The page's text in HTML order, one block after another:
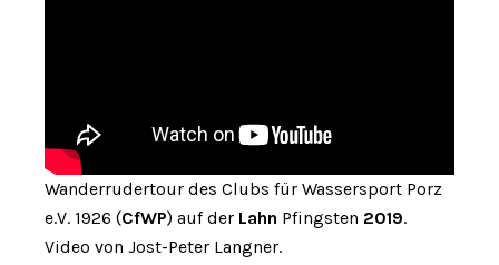
Wanderrudertour des Clubs für Wassersport Porz
e.V. 1926 (CfWP) auf der Lahn Pfingsten 2019.
Video von Jost-Peter Langner.